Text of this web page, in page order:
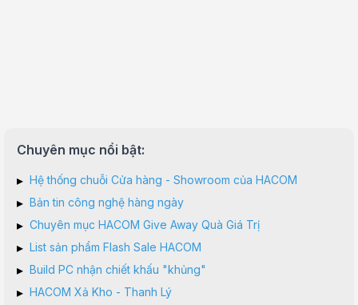
Chuyên mục nổi bật:
▸ Hệ thống chuỗi Cửa hàng - Showroom của HACOM
▸ Bản tin công nghệ hàng ngày
▸ Chuyên mục HACOM Give Away Quà Giá Trị
▸ List sản phẩm Flash Sale HACOM
▸ Build PC nhận chiết khấu "khủng"
▸ HACOM Xả Kho - Thanh Lý